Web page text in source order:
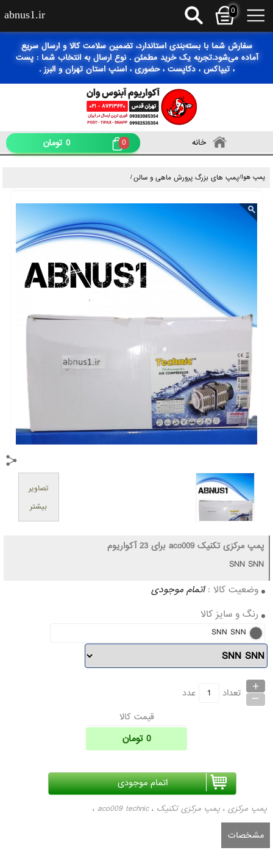
سفارش شما با بسته‌بندی استاندارد، تضمین سلامت کالا و ارسال سریع
آماده می‌شود.تجربه یک خرید مطمئن . نوع ارسال به انتخاب شما : پست
، تیپاکس ، دکاپست ، حضوری ، اسنپ استان تهران و البرز .
0
abnus1.ir
خانه 0
0 تومان
بزرگ پرورش ماهی و سالن
تصاویر
بیشتر
پمپ مرکزی تکنیک aco009 برای 23 آکواریوم
SNN SNN
وضعیت کالا :اتمام موجودی
رنگ و سایز کالا
SNN SNN
تعداد
+
_
عدد
قیمت کالا
0 تومان
پمپ مرکزی ، پمپ مرکزی تکنیک ، aco009 technic ،
مشخصات